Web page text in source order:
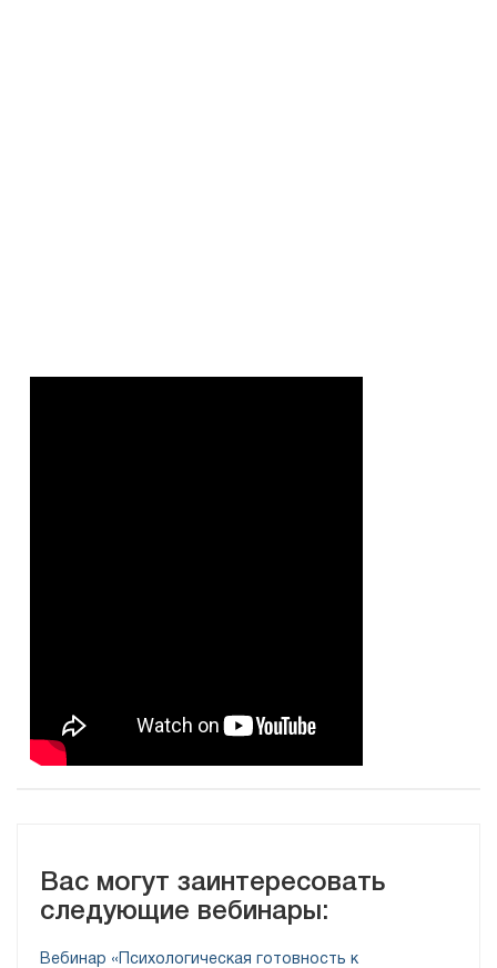
Вас могут заинтересовать
следующие вебинары:
Вебинар «Психологическая готовность к